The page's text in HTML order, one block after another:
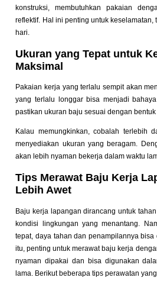
konstruksi, membutuhkan pakaian
reflektif. Hal ini penting untuk keselamatan,
hari.
Ukuran yang Tepat untuk
Maksimal
Pakaian kerja yang terlalu sempit akan
yang terlalu longgar bisa menjadi
pastikan ukuran baju sesuai dengan
Kalau memungkinkan, cobalah terlebih
menyediakan ukuran yang beragam.
akan lebih nyaman bekerja dalam waktu
Tips Merawat Baju Kerja
Lebih Awet
Baju kerja lapangan dirancang untuk
kondisi lingkungan yang menantang.
tepat, daya tahan dan penampilannya
itu, penting untuk merawat baju kerja
nyaman dipakai dan bisa digunakan
lama. Berikut beberapa tips perawatan